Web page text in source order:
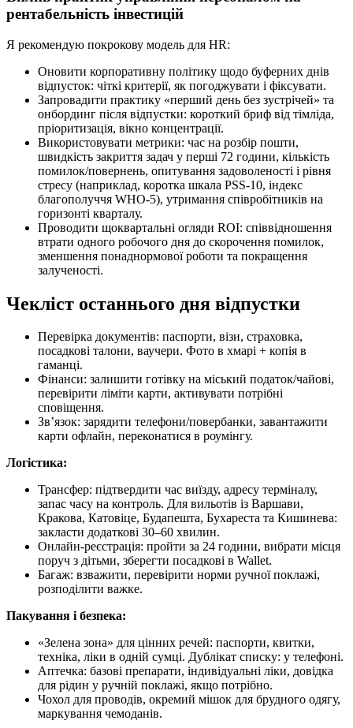
рентабельність інвестицій
Я рекомендую покрокову модель для HR:
Оновити корпоративну політику щодо буферних днів
відпусток: чіткі критерії, як погоджувати і фіксувати.
Запровадити практику «перший день без зустрічей» та
онбординг після відпустки: короткий бриф від тімліда,
пріоритизація, вікно концентрації.
Використовувати метрики: час на розбір пошти,
швидкість закриття задач у перші 72 години, кількість
помилок/повернень, опитування задоволеності і рівня
стресу (наприклад, коротка шкала PSS-10, індекс
благополуччя WHO-5), утримання співробітників на
горизонті кварталу.
Проводити щоквартальні огляди ROI: співвідношення
втрати одного робочого дня до скорочення помилок,
зменшення понаднормової роботи та покращення
залученості.
Чекліст останнього дня відпустки
Перевірка документів: паспорти, візи, страховка,
посадкові талони, ваучери. Фото в хмарі + копія в
гаманці.
Фінанси: залишити готівку на міський податок/чайові,
перевірити ліміти карти, активувати потрібні
сповіщення.
Зв’язок: зарядити телефони/повербанки, завантажити
карти офлайн, переконатися в роумінгу.
Логістика:
Трансфер: підтвердити час виїзду, адресу терміналу,
запас часу на контроль. Для вильотів із Варшави,
Кракова, Катовіце, Будапешта, Бухареста та Кишинева:
закласти додаткові 30–60 хвилин.
Онлайн-реєстрація: пройти за 24 години, вибрати місця
поруч з дітьми, зберегти посадкові в Wallet.
Багаж: взважити, перевірити норми ручної поклажі,
розподілити важке.
Пакування і безпека:
«Зелена зона» для цінних речей: паспорти, квитки,
техніка, ліки в одній сумці. Дублікат списку: у телефоні.
Аптечка: базові препарати, індивідуальні ліки, довідка
для рідин у ручній поклажі, якщо потрібно.
Чохол для проводів, окремий мішок для брудного одягу,
маркування чемоданів.